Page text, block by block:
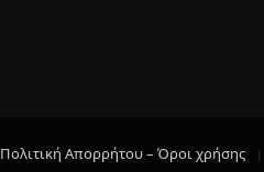
Πολιτική Απορρήτου – Όροι χρήσης